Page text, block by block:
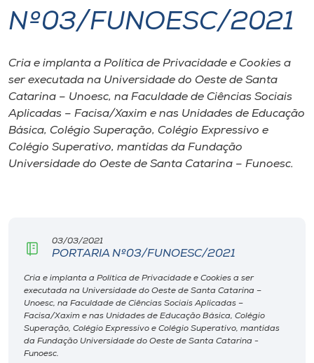
I.nova
Diplomados
Cultura
CPA
Editora
Rádio
Museu
Nº03/FUNOESC/2021
Cria e implanta a Política de Privacidade e Cookies a
ser executada na Universidade do Oeste de Santa
Catarina – Unoesc, na Faculdade de Ciências Sociais
Aplicadas – Facisa/Xaxim e nas Unidades de Educação
Básica, Colégio Superação, Colégio Expressivo e
Colégio Superativo, mantidas da Fundação
Universidade do Oeste de Santa Catarina – Funoesc.
03/03/2021
PORTARIA Nº03/FUNOESC/2021
Cria e implanta a Política de Privacidade e Cookies a ser
executada na Universidade do Oeste de Santa Catarina –
Unoesc, na Faculdade de Ciências Sociais Aplicadas –
Facisa/Xaxim e nas Unidades de Educação Básica, Colégio
Superação, Colégio Expressivo e Colégio Superativo, mantidas
da Fundação Universidade do Oeste de Santa Catarina -
Funoesc.